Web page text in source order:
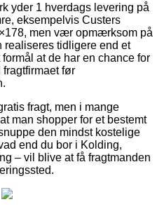
yder 1 hverdags levering på
eksempelvis Custers
men vær opmærksom på
tidligere end et
at de har en chance for
før
fragt, men i mange
man shopper for et bestemt
den mindst kostelige
end du bor i Kolding,
– vil blive at få fragtmanden